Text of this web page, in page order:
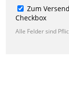
Zum
Checkbox
Alle Felder sind